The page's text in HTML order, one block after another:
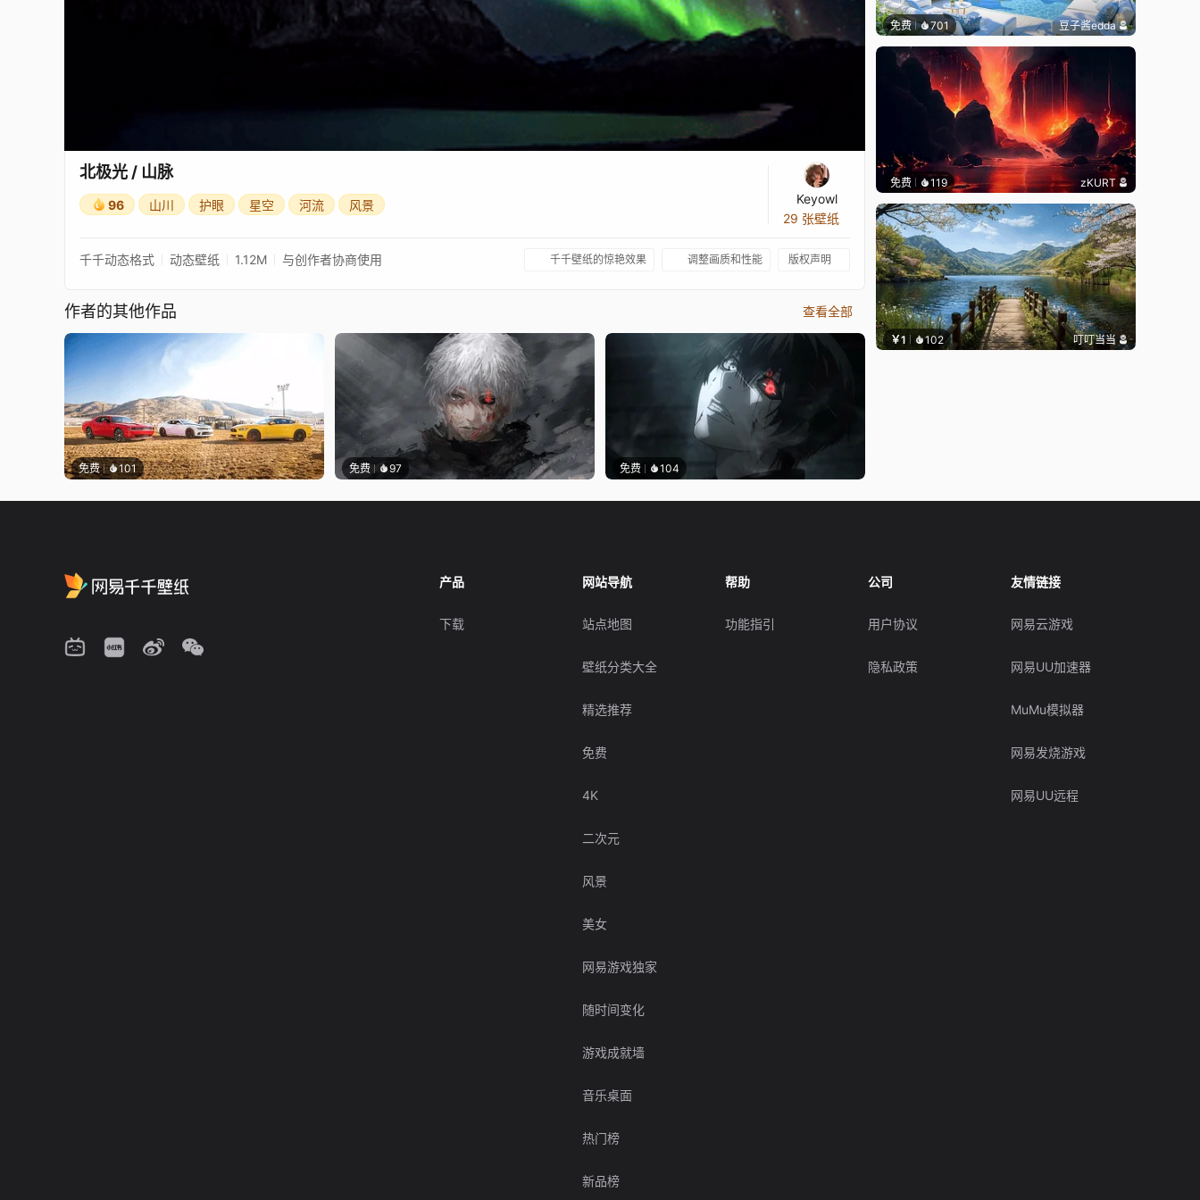
北极光 / 山脉
96 山川 护眼 星空 河流 风景
Keyowl
29 张壁纸
千千动态格式 动态壁纸 1.12M 与创作者协商使用 千千壁纸的惊艳效果 调整画质和性能 版权声明
作者的其他作品 查看全部
免费 101 免费 97 免费 104
免费 701 豆子酱edda
免费 119 zKURT
￥1 102 叮叮当当
产品
下载
网站导航
站点地图
壁纸分类大全
精选推荐
免费
4K
二次元
风景
美女
网易游戏独家
随时间变化
游戏成就墙
音乐桌面
热门榜
新品榜
帮助
功能指引
公司
用户协议
隐私政策
友情链接
网易云游戏
网易UU加速器
MuMu模拟器
网易发烧游戏
网易UU远程